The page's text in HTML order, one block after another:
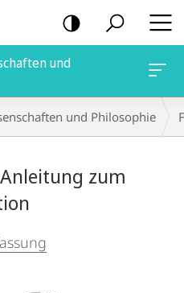
und
und Philosophie
zum